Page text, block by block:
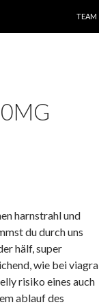
TEAM
harnstrahl und
du durch uns
hälf, super
wie bei viagra
risiko eines auch
ablauf des